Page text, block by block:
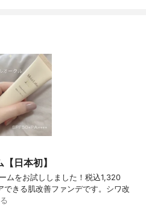
日本初】
ムをお試ししました！税込1,320
きる肌改善ファンデです。シワ改